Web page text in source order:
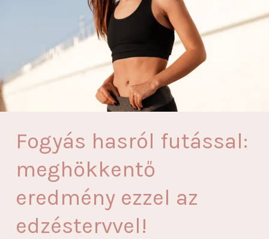
Fogyás hasról futással:
meghökkentő
eredmény ezzel az
edzéstervvel!